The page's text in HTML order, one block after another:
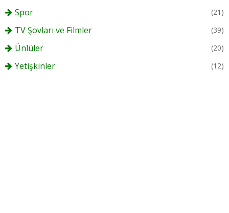
Spor (21)
TV Şovları ve Filmler (39)
Ünlüler (20)
Yetişkinler (12)